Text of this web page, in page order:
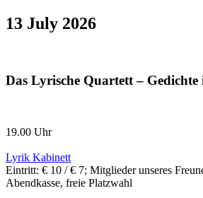
13 July 2026
Das Lyrische Quartett – Gedichte
19.00 Uhr
Lyrik Kabinett
Eintritt: € 10 / € 7; Mitglieder unseres
Abendkasse, freie Platzwahl